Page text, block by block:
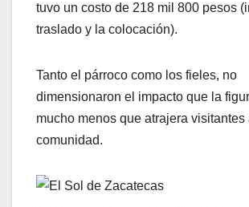
tuvo un costo de 218 mil 800 pesos
traslado y la colocación).
Tanto el párroco como los fieles, no
dimensionaron el impacto que la
mucho menos que atrajera visitantes
comunidad.